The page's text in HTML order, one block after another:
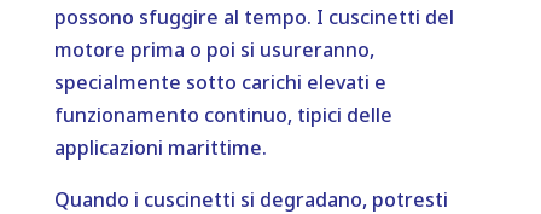
possono sfuggire al tempo. I cuscinetti del
motore prima o poi si usureranno,
specialmente sotto carichi elevati e
funzionamento continuo, tipici delle
applicazioni marittime.
Quando i cuscinetti si degradano, potresti